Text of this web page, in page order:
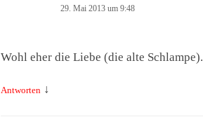
29. Mai 2013 um 9:48
Wohl eher die Liebe (die alte Schlampe).
Antworten ↓